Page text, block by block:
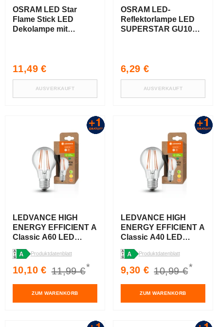
OSRAM LED Star
Flame Stick LED
Dekolampe mit
Normaler
Preis
11,49 €
AUSVERKAUFT
OSRAM LED-
Reflektorlampe LED
SUPERSTAR GU10
Normaler
Preis
6,29 €
AUSVERKAUFT
LEDVANCE HIGH
ENERGY EFFICIENT A
Classic A60 LED
4W Warmweiß E27
Produktdatenblatt
Verkaufspreis
10,10 € Normaler
Preis
11,99 €*
ZUM WARENKORB
LEDVANCE HIGH
ENERGY EFFICIENT A
Classic A40 LED
2,5W Warmweiß E27
Produktdatenblatt
Verkaufspreis
9,30 € Normaler
Preis
10,99 €*
ZUM WARENKORB